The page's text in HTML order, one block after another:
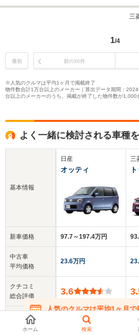
三
1/4
最初 前の30件
※人気のクルマは平均1ヶ月で掲載終了
物件数合計1万台以上のメーカー｜算出データ期間：
台以上のメーカーのうち、掲載が終了した物件数が1,000
よく一緒に検討される車種
基本情報
新車価格
中古車
平均価格
クチコミ
総合評価
乗車定員
日産
オッティ
97.7～197.4万円
23.6万円
3.6
三
4
人気のクルマは平均1ヶ月で
在庫が無くなる前にお問い合わせ
ホーム 検索